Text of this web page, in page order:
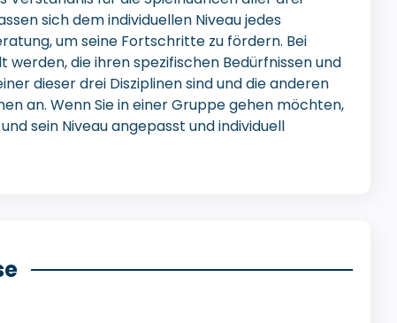
sich dem individuellen Niveau jedes
um seine Fortschritte zu fördern. Bei
die ihren spezifischen Bedürfnissen und
dieser drei Disziplinen sind und die anderen
an. Wenn Sie in einer Gruppe gehen möchten,
sein Niveau angepasst und individuell